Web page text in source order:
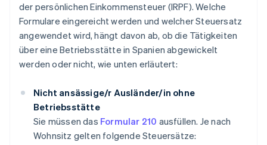
der persönlichen Einkommensteuer (IRPF). Welche
Formulare eingereicht werden und welcher Steuersatz
angewendet wird, hängt davon ab, ob die Tätigkeiten
über eine Betriebsstätte in Spanien abgewickelt
werden oder nicht, wie unten erläutert:
Nicht ansässige/r Ausländer/in ohne
Betriebsstätte
Sie müssen das Formular 210 ausfüllen. Je nach
Wohnsitz gelten folgende Steuersätze: